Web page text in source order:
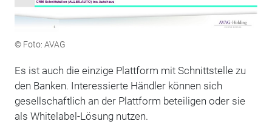
© Foto: AVAG
Es ist auch die einzige Plattform mit Schnittstelle zu
den Banken. Interessierte Händler können sich
gesellschaftlich an der Plattform beteiligen oder sie
als Whitelabel-Lösung nutzen.